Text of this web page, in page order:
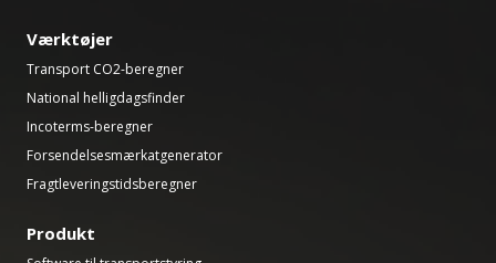
Værktøjer
Transport CO2-beregner
National helligdagsfinder
Incoterms-beregner
Forsendelsesmærkatgenerator
Fragtleveringstidsberegner
Produkt